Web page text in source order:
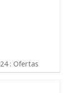
: Ofertas